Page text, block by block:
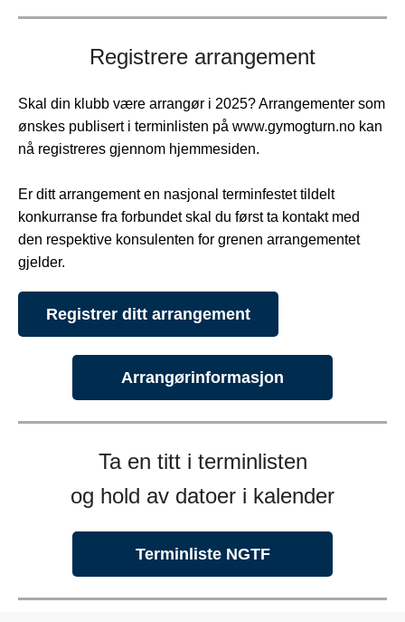
Registrere arrangement
Skal din klubb være arrangør i 2025? Arrangementer som
ønskes publisert i terminlisten på www.gymogturn.no kan
nå registreres gjennom hjemmesiden.
Er ditt arrangement en nasjonal terminfestet tildelt
konkurranse fra forbundet skal du først ta kontakt med
den respektive konsulenten for grenen arrangementet
gjelder.
Registrer ditt arrangement
Arrangørinformasjon
Ta en titt i terminlisten
og hold av datoer i kalender
Terminliste NGTF